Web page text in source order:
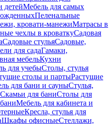
детейМебель для самых
Пеленальные
кровати-манежиМатрасы в
чехлы в кроваткуСадовая
Садовые стульяСадовые,
для садаГамаки,
мебельКухни
для учебыСтолы, стулья
столы и партыРастущие
для бани и сауныСтулья,
Скамьи для баниСтолы для
Мебель для кабинета и
Кресла, стулья для
Шкафы офисныеСтеллажи,